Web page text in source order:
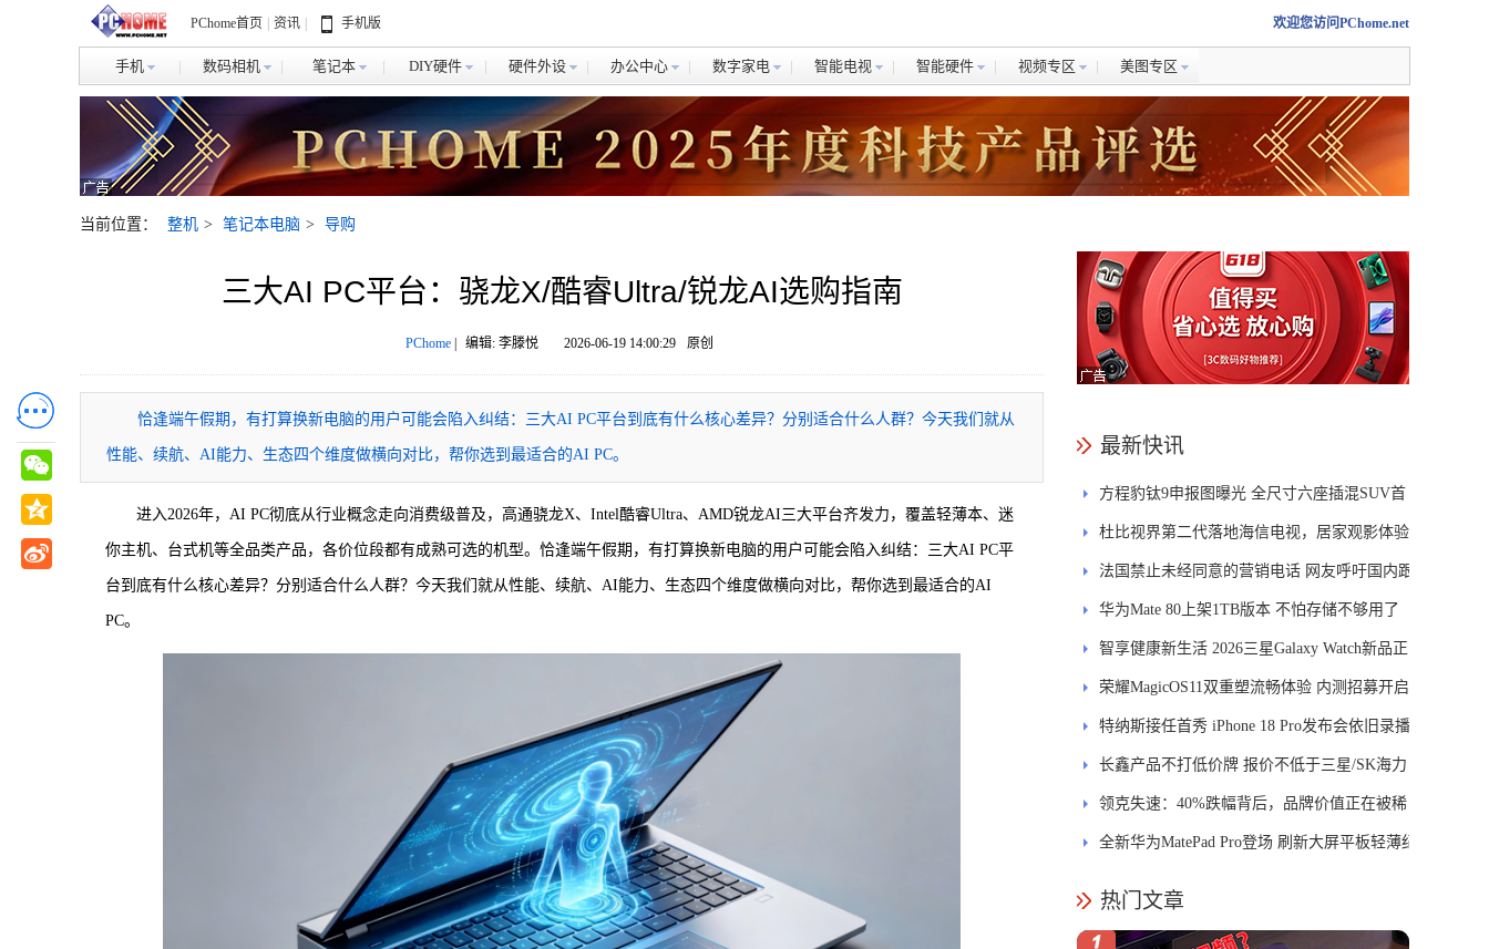
PChome首页 资讯 手机版 欢迎您访问PChome.net
手机 数码相机 笔记本 DIY硬件 硬件外设 办公中心 数字家电 智能电视 智能硬件 视频专区 美图专区
当前位置： 整机 > 笔记本电脑 > 导购
三大AI PC平台：骁龙X/酷睿Ultra/锐龙AI选购指南
PChome| 编辑: 李滕悦 2026-06-19 14:00:29 原创
恰逢端午假期，有打算换新电脑的用户可能会陷入纠结：三大AI PC平台到底有什么核心差异？分别适合什么人群？今天我们就从
性能、续航、AI能力、生态四个维度做横向对比，帮你选到最适合的AI PC。
进入2026年，AI PC彻底从行业概念走向消费级普及，高通骁龙X、Intel酷睿Ultra、AMD锐龙AI三大平台齐发力，覆盖轻薄本、迷
你主机、台式机等全品类产品，各价位段都有成熟可选的机型。恰逢端午假期，有打算换新电脑的用户可能会陷入纠结：三大AI PC平
台到底有什么核心差异？分别适合什么人群？今天我们就从性能、续航、AI能力、生态四个维度做横向对比，帮你选到最适合的AI
PC。
最新快讯
方程豹钛9申报图曝光 全尺寸六座插混SUV首
发DMS
杜比视界第二代落地海信电视，居家观影体验
能迎来哪些升级？
法国禁止未经同意的营销电话 网友呼吁国内跟
进
华为Mate 80上架1TB版本 不怕存储不够用了
智享健康新生活 2026三星Galaxy Watch新品正
式开售
荣耀MagicOS11双重塑流畅体验 内测招募开启
特纳斯接任首秀 iPhone 18 Pro发布会依旧录播
长鑫产品不打低价牌 报价不低于三星/SK海力
士
领克失速：40%跌幅背后，品牌价值正在被稀
释
全新华为MatePad Pro登场 刷新大屏平板轻薄纪
热门文章